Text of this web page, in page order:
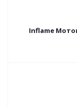
Inflame